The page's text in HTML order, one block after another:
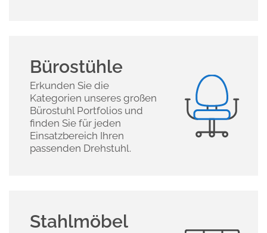
Bürostühle
Erkunden Sie die
Kategorien unseres großen
Bürostuhl Portfolios und
finden Sie für jeden
Einsatzbereich Ihren
passenden Drehstuhl.
Stahlmöbel